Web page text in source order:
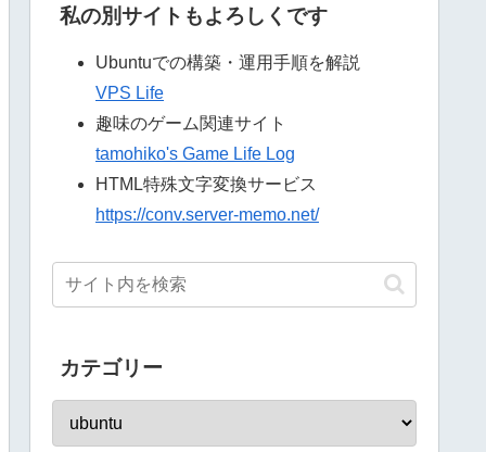
私の別サイトもよろしくです
Ubuntuでの構築・運用手順を解説
VPS Life
趣味のゲーム関連サイト
tamohiko's Game Life Log
HTML特殊文字変換サービス
https://conv.server-memo.net/
カテゴリー